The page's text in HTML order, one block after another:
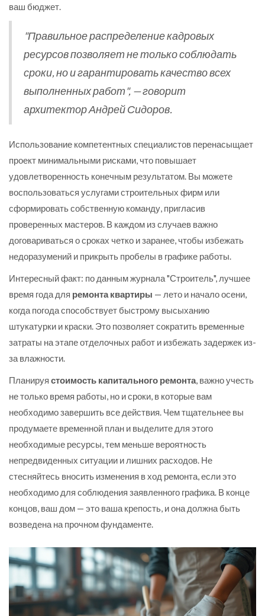
ваш бюджет.
"Правильное распределение кадровых
ресурсов позволяет не только соблюдать
сроки, но и гарантировать качество всех
выполненных работ", — говорит
архитектор Андрей Сидоров.
Использование компетентных специалистов перенасыщает
проект минимальными рисками, что повышает
удовлетворенность конечным результатом. Вы можете
воспользоваться услугами строительных фирм или
сформировать собственную команду, пригласив
проверенных мастеров. В каждом из случаев важно
договариваться о сроках четко и заранее, чтобы избежать
недоразумений и прикрыть пробелы в графике работы.
Интересный факт: по данным журнала "Строитель", лучшее
время года для ремонта квартиры — лето и начало осени,
когда погода способствует быстрому высыханию
штукатурки и краски. Это позволяет сократить временные
затраты на этапе отделочных работ и избежать задержек из-
за влажности.
Планируя стоимость капитального ремонта, важно учесть
не только время работы, но и сроки, в которые вам
необходимо завершить все действия. Чем тщательнее вы
продумаете временной план и выделите для этого
необходимые ресурсы, тем меньше вероятность
непредвиденных ситуации и лишних расходов. Не
стесняйтесь вносить изменения в ход ремонта, если это
необходимо для соблюдения заявленного графика. В конце
концов, ваш дом — это ваша крепость, и она должна быть
возведена на прочном фундаменте.